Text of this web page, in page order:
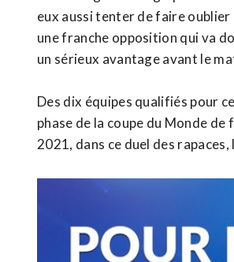
eux aussi tenter de faire oublier
une franche opposition qui va
un sérieux avantage avant le
Des dix équipes qualifiés pour
phase de la coupe du Monde
2021, dans ce duel des